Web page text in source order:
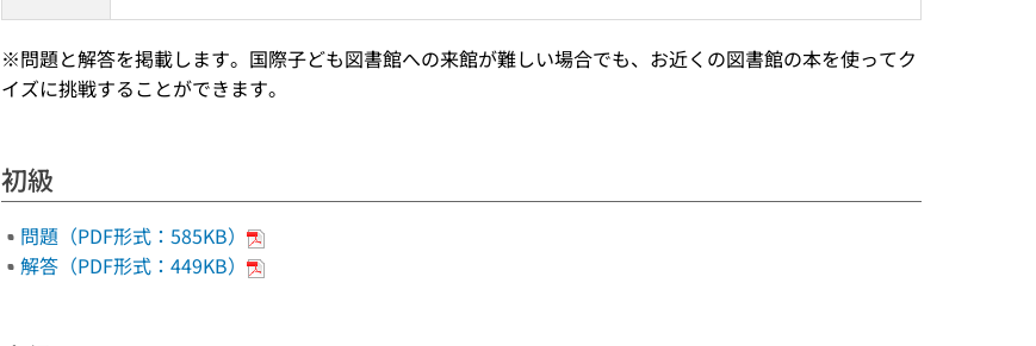
※問題と解答を掲載します。国際子ども図書館への来館が難しい場合でも、お近くの図書館の本を使ってク
イズに挑戦することができます。
初級
問題（PDF形式：585KB）
解答（PDF形式：449KB）